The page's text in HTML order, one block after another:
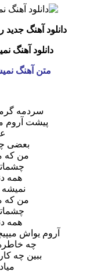
دانلود آهنگ
دانلود آهنگ
متن آهنگ
سردمه
پیشت آروم
بعضی
من که
همه
نمیشه
من که
همه
آروم یواش
چه
ببین چه